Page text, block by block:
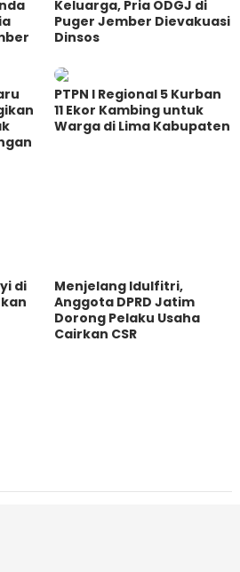
Keluarga, Pria ODGJ di
Puger Jember Dievakuasi
Dinsos
PTPN I Regional 5 Kurban
11 Ekor Kambing untuk
Warga di Lima Kabupaten
di
Menjelang Idulfitri,
Anggota DPRD Jatim
Dorong Pelaku Usaha
Cairkan CSR